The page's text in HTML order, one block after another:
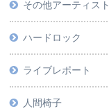
その他アーティスト
ハードロック
ライブレポート
人間椅子